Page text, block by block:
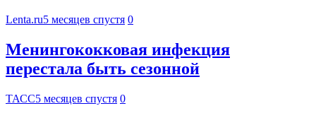
Lenta.ru5 месяцев спустя 0
Менингококковая инфекция
перестала быть сезонной
ТАСС5 месяцев спустя 0